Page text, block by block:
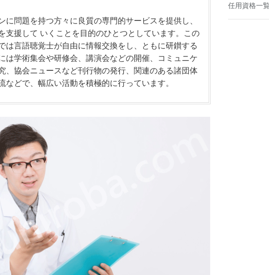
に問題を持つ方々に良質の専門的サービスを提供し、
支援して いくことを目的のひとつとしています。この
は言語聴覚士が自由に情報交換をし、ともに研鑚する
は学術集会や研修会、講演会などの開催、コミュニケ
、協会ニュースなど刊行物の発行、関連のある諸団体
などで、幅広い活動を積極的に行っています。
任用資格一覧